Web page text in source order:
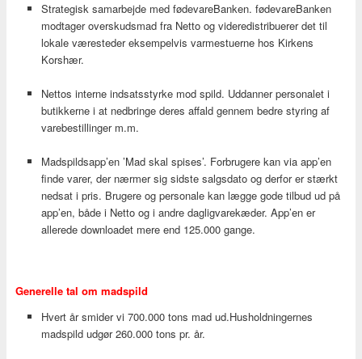
Strategisk samarbejde med fødevareBanken. fødevareBanken
modtager overskudsmad fra Netto og videredistribuerer det til
lokale væresteder eksempelvis varmestuerne hos Kirkens
Korshær.
Nettos interne indsatsstyrke mod spild. Uddanner personalet i
butikkerne i at nedbringe deres affald gennem bedre styring af
varebestillinger m.m.
Madspildsapp’en ’Mad skal spises’. Forbrugere kan via app’en
finde varer, der nærmer sig sidste salgsdato og derfor er stærkt
nedsat i pris. Brugere og personale kan lægge gode tilbud ud på
app’en, både i Netto og i andre dagligvarekæder. App’en er
allerede downloadet mere end 125.000 gange.
Generelle tal om madspild
Hvert år smider vi 700.000 tons mad ud.Husholdningernes
madspild udgør 260.000 tons pr. år.